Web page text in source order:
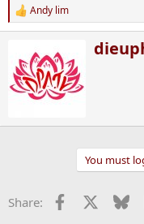
R
e
t
i
o
Andy lim
W
r
n
b
y
You must
Share: Facebook